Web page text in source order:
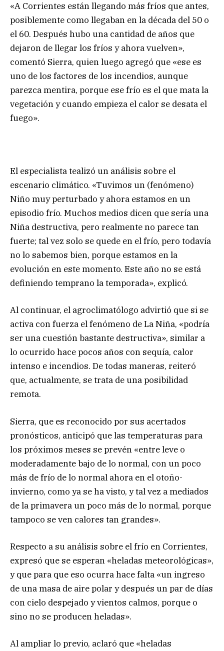
«A Corrientes están llegando más fríos que antes,
posiblemente como llegaban en la década del 50 o
el 60. Después hubo una cantidad de años que
dejaron de llegar los fríos y ahora vuelven»,
comentó Sierra, quien luego agregó que «ese es
uno de los factores de los incendios, aunque
parezca mentira, porque ese frío es el que mata la
vegetación y cuando empieza el calor se desata el
fuego».
El especialista tealizó un análisis sobre el
escenario climático. «Tuvimos un (fenómeno)
Niño muy perturbado y ahora estamos en un
episodio frío. Muchos medios dicen que sería una
Niña destructiva, pero realmente no parece tan
fuerte; tal vez solo se quede en el frío, pero todavía
no lo sabemos bien, porque estamos en la
evolución en este momento. Este año no se está
definiendo temprano la temporada», explicó.
Al continuar, el agroclimatólogo advirtió que si se
activa con fuerza el fenómeno de La Niña, «podría
ser una cuestión bastante destructiva», similar a
lo ocurrido hace pocos años con sequía, calor
intenso e incendios. De todas maneras, reiteró
que, actualmente, se trata de una posibilidad
remota.
Sierra, que es reconocido por sus acertados
pronósticos, anticipó que las temperaturas para
los próximos meses se prevén «entre leve o
moderadamente bajo de lo normal, con un poco
más de frío de lo normal ahora en el otoño-
invierno, como ya se ha visto, y tal vez a mediados
de la primavera un poco más de lo normal, porque
tampoco se ven calores tan grandes».
Respecto a su análisis sobre el frío en Corrientes,
expresó que se esperan «heladas meteorológicas»,
y que para que eso ocurra hace falta «un ingreso
de una masa de aire polar y después un par de días
con cielo despejado y vientos calmos, porque o
sino no se producen heladas».
Al ampliar lo previo, aclaró que «heladas